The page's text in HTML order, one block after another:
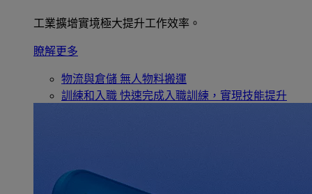
工業擴增實境極大提升工作效率。
瞭解更多
物流與倉儲 無人物料搬運
訓練和入職 快速完成入職訓練，實現技能提升